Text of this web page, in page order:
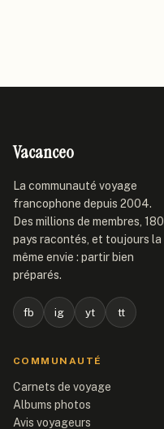
Vacanceo
La communauté voyage
francophone depuis 2004.
Des millions de membres, 180
pays racontés, et toujours la
même envie : partir bien
préparés.
fb ig yt tt
COMMUNAUTÉ
Carnets de voyage
Albums photos
Avis voyageurs